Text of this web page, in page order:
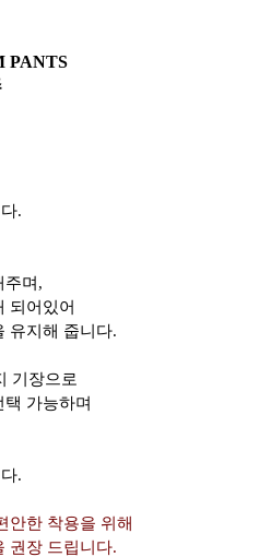
PANTS
.
주며,
되어있어
유지해 줍니다.
기장으로
가능하며
.
안한 착용을 위해
권장 드립니다.